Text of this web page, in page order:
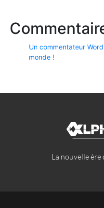
Un commentateur
monde !
La nouvelle ère